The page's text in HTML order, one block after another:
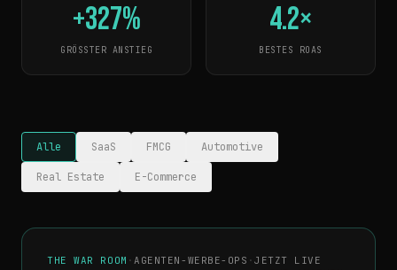
+327%
GRÖSSTER ANSTIEG
4.2×
BESTES ROAS
Alle SaaS FMCG Automotive
Real Estate E-Commerce
THE WAR ROOM ·AGENTEN-WERBE-OPS ·JETZT LIVE